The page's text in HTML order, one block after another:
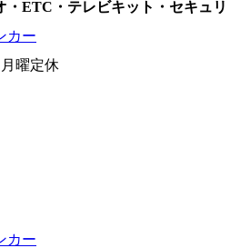
・ETC・テレビキット・セキュリ
カー
月曜定休
カー